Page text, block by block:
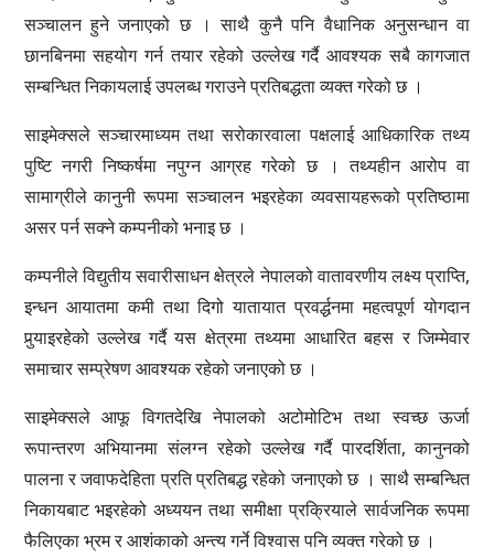
सञ्चालन हुने जनाएको छ । साथै कुनै पनि वैधानिक अनुसन्धान वा
छानबिनमा सहयोग गर्न तयार रहेको उल्लेख गर्दै आवश्यक सबै कागजात
सम्बन्धित निकायलाई उपलब्ध गराउने प्रतिबद्धता व्यक्त गरेको छ ।
साइमेक्सले सञ्चारमाध्यम तथा सरोकारवाला पक्षलाई आधिकारिक तथ्य
पुष्टि नगरी निष्कर्षमा नपुग्न आग्रह गरेको छ । तथ्यहीन आरोप वा
सामाग्रीले कानुनी रूपमा सञ्चालन भइरहेका व्यवसायहरूको प्रतिष्ठामा
असर पर्न सक्ने कम्पनीको भनाइ छ ।
कम्पनीले विद्युतीय सवारीसाधन क्षेत्रले नेपालको वातावरणीय लक्ष्य प्राप्ति,
इन्धन आयातमा कमी तथा दिगो यातायात प्रवर्द्धनमा महत्वपूर्ण योगदान
पुर्‍याइरहेको उल्लेख गर्दै यस क्षेत्रमा तथ्यमा आधारित बहस र जिम्मेवार
समाचार सम्प्रेषण आवश्यक रहेको जनाएको छ ।
साइमेक्सले आफू विगतदेखि नेपालको अटोमोटिभ तथा स्वच्छ ऊर्जा
रूपान्तरण अभियानमा संलग्न रहेको उल्लेख गर्दै पारदर्शिता, कानुनको
पालना र जवाफदेहिता प्रति प्रतिबद्ध रहेको जनाएको छ । साथै सम्बन्धित
निकायबाट भइरहेको अध्ययन तथा समीक्षा प्रक्रियाले सार्वजनिक रूपमा
फैलिएका भ्रम र आशंकाको अन्त्य गर्ने विश्वास पनि व्यक्त गरेको छ ।